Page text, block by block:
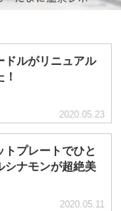
ドルがリニュアル
2020.05.23
トプレートでひと
シナモンが超絶美
2020.05.11